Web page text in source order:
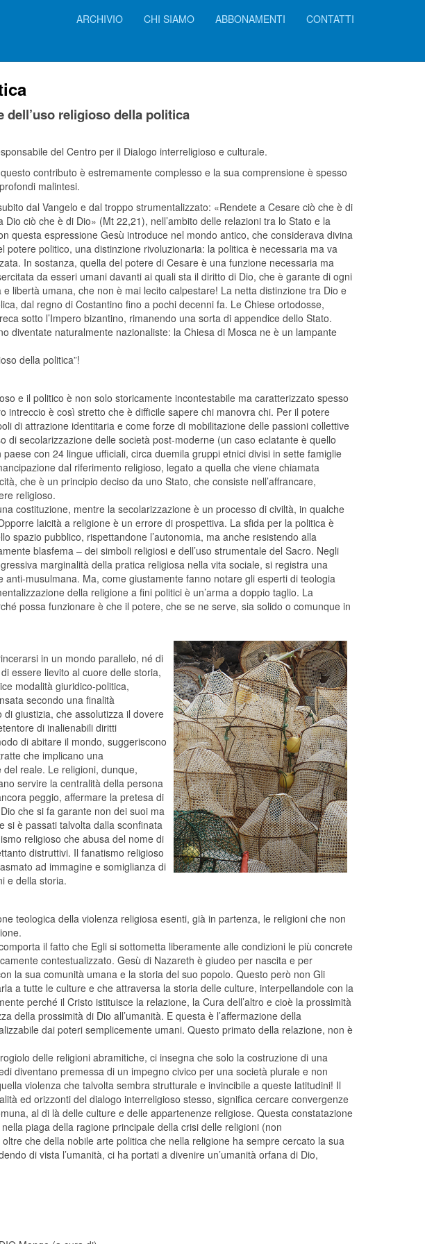
ARCHIVIO CHI SIAMO ABBONAMENTI CONTATTI
dell’uso religioso della politica
del Centro per il Dialogo interreligioso e culturale.
contributo è estremamente complesso e la sua comprensione è spesso
malintesi.
dal Vangelo e dal troppo strumentalizzato: «Rendete a Cesare ciò che è di
Dio ciò che è di Dio» (Mt 22,21), nell’ambito delle relazioni tra lo Stato e la
questa espressione Gesù introduce nel mondo antico, che considerava divina
potere politico, una distinzione rivoluzionaria: la politica è necessaria ma va
In sostanza, quella del potere di Cesare è una funzione necessaria ma
da esseri umani davanti ai quali sta il diritto di Dio, che è garante di ogni
e libertà umana, che non è mai lecito calpestare! La netta distinzione tra Dio e
dal regno di Costantino fino a pochi decenni fa. Le Chiese ortodosse,
sotto l’Impero bizantino, rimanendo una sorta di appendice dello Stato.
diventate naturalmente nazionaliste: la Chiesa di Mosca ne è un lampante
della politica”!
e il politico è non solo storicamente incontestabile ma caratterizzato spesso
intreccio è così stretto che è difficile sapere chi manovra chi. Per il potere
di attrazione identitaria e come forze di mobilitazione delle passioni collettive
di secolarizzazione delle società post-moderne (un caso eclatante è quello
con 24 lingue ufficiali, circa duemila gruppi etnici divisi in sette famiglie
dal riferimento religioso, legato a quella che viene chiamata
che è un principio deciso da uno Stato, che consiste nell’affrancare,
religioso.
costituzione, mentre la secolarizzazione è un processo di civiltà, in qualche
laicità a religione è un errore di prospettiva. La sfida per la politica è
spazio pubblico, rispettandone l’autonomia, ma anche resistendo alla
blasfema – dei simboli religiosi e dell’uso strumentale del Sacro. Negli
marginalità della pratica religiosa nella vita sociale, si registra una
anti-musulmana. Ma, come giustamente fanno notare gli esperti di teologia
della religione a fini politici è un’arma a doppio taglio. La
possa funzionare è che il potere, che se ne serve, sia solido o comunque in
in un mondo parallelo, né di
essere lievito al cuore delle storia,
modalità giuridico-politica,
secondo una finalità
giustizia, che assolutizza il dovere
di inalienabili diritti
di abitare il mondo, suggeriscono
che implicano una
reale. Le religioni, dunque,
servire la centralità della persona
peggio, affermare la pretesa di
che si fa garante non dei suoi ma
si è passati talvolta dalla sconfinata
religioso che abusa del nome di
distruttivi. Il fanatismo religioso
ad immagine e somiglianza di
e della storia.
teologica della violenza religiosa esenti, già in partenza, le religioni che non
il fatto che Egli si sottometta liberamente alle condizioni le più concrete
contestualizzato. Gesù di Nazareth è giudeo per nascita e per
la sua comunità umana e la storia del suo popolo. Questo però non Gli
a tutte le culture e che attraversa la storia delle culture, interpellandole con la
perché il Cristo istituisce la relazione, la Cura dell’altro e cioè la prossimità
della prossimità di Dio all’umanità. E questa è l’affermazione della
dai poteri semplicemente umani. Questo primato della relazione, non è
delle religioni abramitiche, ci insegna che solo la costruzione di una
diventano premessa di un impegno civico per una società plurale e non
violenza che talvolta sembra strutturale e invincibile a queste latitudini! Il
ed orizzonti del dialogo interreligioso stesso, significa cercare convergenze
al di là delle culture e delle appartenenze religiose. Questa constatazione
piaga della ragione principale della crisi delle religioni (non
che della nobile arte politica che nella religione ha sempre cercato la sua
di vista l’umanità, ci ha portati a divenire un’umanità orfana di Dio,